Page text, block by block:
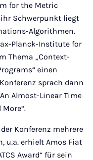
for the Metric
ihr Schwerpunkt liegt
Algorithmen.
Planck-Institute for
Thema „Context-
einen
sprach dann
Almost-Linear Time
Konferenz mehrere
u.a. erhielt Amos Fiat
Award“ für sein